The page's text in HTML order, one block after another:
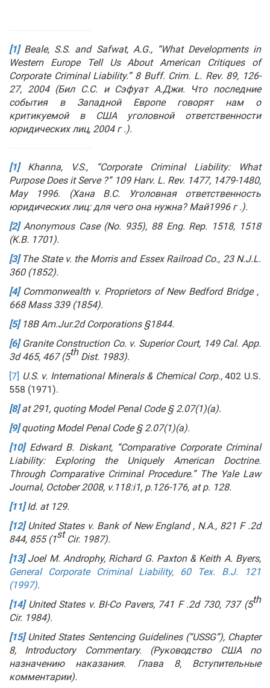
[1]Beale, S.S. and Safwat, A.G., “What Developments in
Western Europe Tell Us About American Critiques of
Corporate Criminal Liability.” 8 Buff. Crim. L. Rev. 89, 126-
27, 2004 (Бил С.С. и Сэфуат А.Джи. Что последние
события в Западной Европе говорят нам о
критикуемой в США уголовной ответственности
юридических лиц, 2004 г .).
[1]Khanna, V.S., “Corporate Criminal Liability: What
Purpose Does it Serve ?” 109 Harv. L. Rev. 1477, 1479-1480,
May1996. (Хана В.С. Уголовная ответственность
юридических лиц: для чего она нужна? Май1996 г .).
[2]Anonymous Case (No. 935), 88 Eng. Rep. 1518, 1518
(K.B. 1701).
[3] The State v. the Morris and Essex Railroad Co., 23 N.J.L.
360 (1852).
[4] Commonwealth v. Proprietors of New Bedford Bridge ,
668 Mass 339 (1854).
[5]18B Am.Jur.2d Corporations §1844.
[6] Granite Construction Co. v. Superior Court, 149 Cal. App.
3d 465, 467 (5th Dist. 1983).
[7] U.S. v. International Minerals & Chemical Corp.,402 U.S.
558 (1971).
[8]at 291, quoting Model Penal Code § 2.07(1)(a).
[9]quoting Model Penal Code § 2.07(1)(a).
[10]Edward B. Diskant, “Comparative Corporate Criminal
Liability: Exploring the Uniquely American Doctrine.
Through Comparative Criminal Procedure.” The Yale Law
Journal, October 2008, v.118:i1, p.126-176, at p. 128.
[11]Id. at 129.
[12]United States v. Bank of New England , N.A., 821 F .2d
844, 855 (1st Cir. 1987).
[13]Joel M. Androphy, Richard G. Paxton & Keith A. Byers,
General Corporate Criminal Liability, 60 Tex. B.J. 121
(1997).
[14]United States v. BI-Co Pavers, 741 F .2d 730, 737 (5th
Cir. 1984).
[15]United States Sentencing Guidelines (“USSG”), Chapter
8, Introductory Commentary. (Руководство США по
назначению наказания. Глава 8, Вступительные
комментарии).